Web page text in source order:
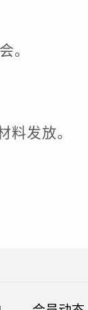
。
料发放。